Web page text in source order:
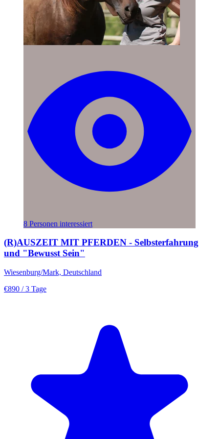
8 Personen interessiert
(R)AUSZEIT MIT PFERDEN - Selbsterfahrung
und "Bewusst Sein"
Wiesenburg/Mark, Deutschland
€890 / 3 Tage